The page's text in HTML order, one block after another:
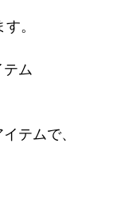
。
ム
テムで、